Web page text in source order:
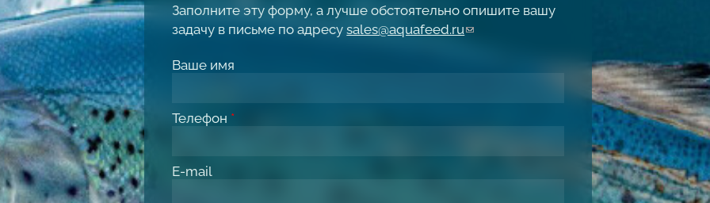
Заполните эту форму, а лучше обстоятельно опишите вашу
задачу в письме по адресуsales@aquafeed.ru(link sends e-mail)
Ваше имя
Телефон *
E-mail